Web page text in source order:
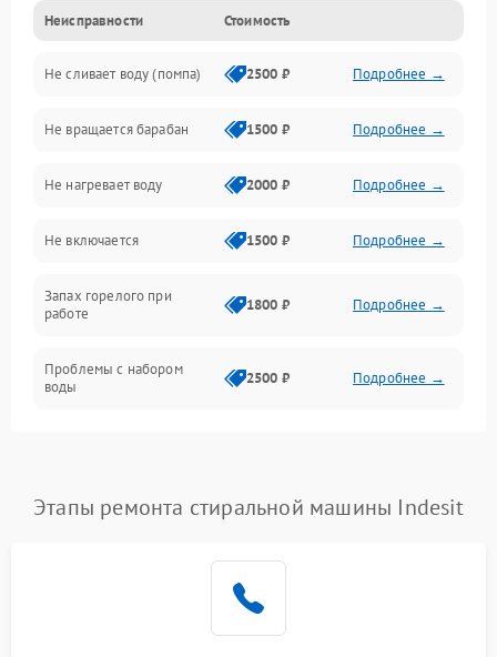
Электропитание
Водоснабжение
Слив
Программное обеспечение
Неисправности Стоимость
Не сливает воду (помпа) 2500 ₽ Подробнее →
Не вращается барабан 1500 ₽ Подробнее →
Не нагревает воду 2000 ₽ Подробнее →
Не включается 1500 ₽ Подробнее →
Запах горелого при
работе
1800 ₽ Подробнее →
Проблемы с набором
воды
2500 ₽ Подробнее →
Подробнее →
Этапы ремонта стиральной машины Indesit